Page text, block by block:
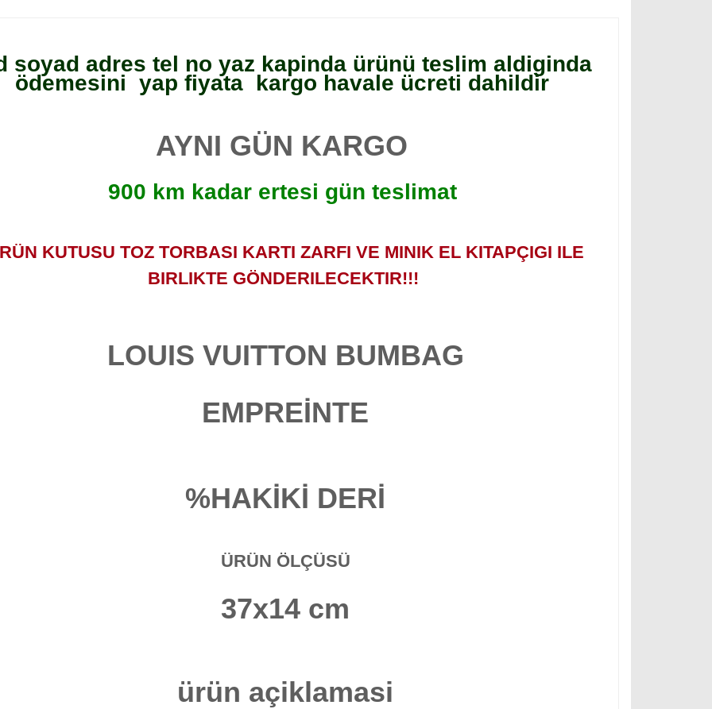
soyad adres tel no yaz kapinda ürünü teslim aldiginda
ödemesini yap fiyata kargo havale ücreti dahildir
AYNI GÜN KARGO
900 km kadar ertesi gün teslimat
KUTUSU TOZ TORBASI KARTI ZARFI VE MINIK EL KITAPÇIGI ILE
BIRLIKTE GÖNDERILECEKTIR!!!
LOUIS VUITTON BUMBAG
EMPREİNTE
%HAKİKİ DERİ
ÜRÜN ÖLÇÜSÜ
37x14 cm
ürün açiklamasi